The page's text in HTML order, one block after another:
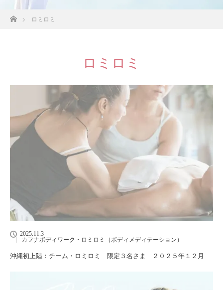
ホームロミロミ
ロミロミ
2025.11.3
カフナボディワーク・ロミロミ（ボディメディテーション）
沖縄初上陸：チーム・ロミロミ 限定３名さま ２０２５年１２月